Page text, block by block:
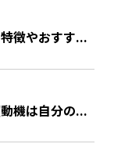
徴やおすす...
機は自分の...